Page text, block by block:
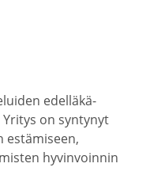
edellä­kä­
on syntynyt
hyvin­voinnin